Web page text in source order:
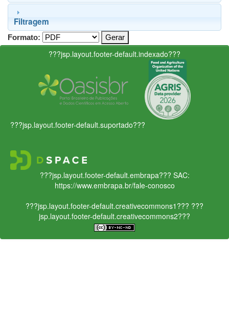
Filtragem
Formato:
???jsp.layout.footer-default.indexado???
???jsp.layout.footer-default.suportado???
???jsp.layout.footer-default.embrapa??? SAC:
https://www.embrapa.br/fale-conosco
???jsp.layout.footer-default.creativecommons1??? ???
jsp.layout.footer-default.creativecommons2???